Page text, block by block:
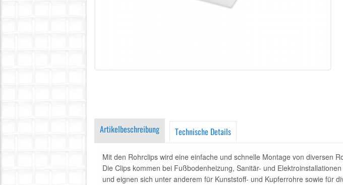
Artikelbeschreibung Technische Details
Mit den Rohrclips wird eine einfache und schnelle Montage von diversen
Die Clips kommen bei Fußbodenheizung, Sanitär- und
und eignen sich unter anderem für Kunststoff- und Kupferrohre sowie für